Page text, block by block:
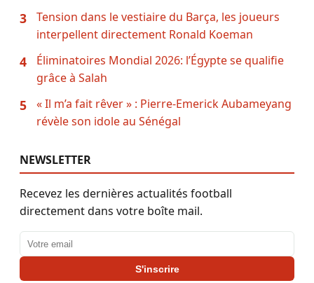
3
Tension dans le vestiaire du Barça, les joueurs
interpellent directement Ronald Koeman
4
Éliminatoires Mondial 2026: l’Égypte se qualifie
grâce à Salah
5
« Il m’a fait rêver » : Pierre-Emerick Aubameyang
révèle son idole au Sénégal
NEWSLETTER
Recevez les dernières actualités football
directement dans votre boîte mail.
Adresse email
S'inscrire